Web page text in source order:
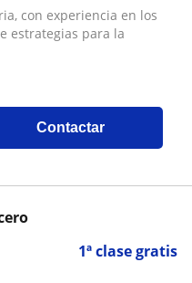
con experiencia en los
estrategias para la
Contactar
1ª clase gratis